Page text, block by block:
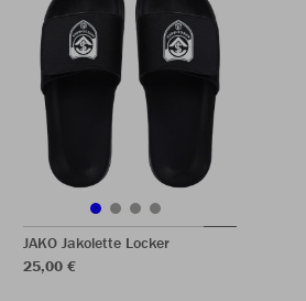
JAKO Jakolette Locker
25,00 €